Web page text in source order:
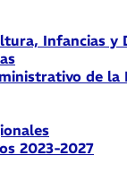
Infancias y
de la
2023-2027